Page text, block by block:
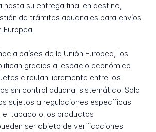
hasta su entrega final en destino,
de trámites aduanales para envíos
Europea.
países de la Unión Europea, los
gracias al espacio económico
circulan libremente entre los
sin control aduanal sistemático. Solo
sujetos a regulaciones específicas
el tabaco o los productos
ser objeto de verificaciones